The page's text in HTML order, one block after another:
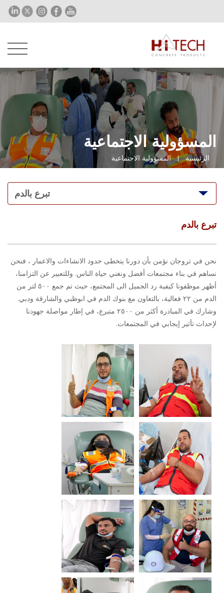
المسؤولية الاجتماعية
الرئيسية المسؤولية الاجتماعية
تبرع بالدم
تبرع بالدم
نحن في تروجان نؤمن بأن دورنا يتخطى حدود الانشاءات والاعمار ، فنحن
نساهم في بناء مجتمعات أفضل ونغني حياة الناس. وللتعبير عن التزامنا،
أظهر موظفونا كيفية رد الجميل الى المجتمع، حيث تم جمع ٥٠٠ لتر من
الدم من ٢٢ فعالية، بالتعاون مع بنوك الدم في ابوظبي والشارقة ودبي.
وشارك في المبادرة أكثر من ٢٥٠٠ متبرع، في إطار مواصلة جهودنا
لإحداث تأثير إيجابي في المجتمعات.